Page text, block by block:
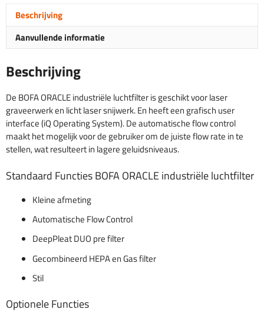
Beschrijving
Aanvullende informatie
Beschrijving
De BOFA ORACLE industriële luchtfilter is geschikt voor laser
graveerwerk en licht laser snijwerk. En heeft een grafisch user
interface (iQ Operating System). De automatische flow control
maakt het mogelijk voor de gebruiker om de juiste flow rate in te
stellen, wat resulteert in lagere geluidsniveaus.
Standaard Functies BOFA ORACLE industriële luchtfilter
Kleine afmeting
Automatische Flow Control
DeepPleat DUO pre filter
Gecombineerd HEPA en Gas filter
Stil
Optionele Functies